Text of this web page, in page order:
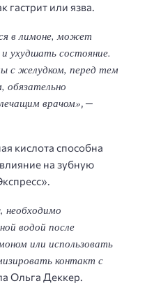
гастрит или язва.
в лимоне, может
ухудшать состояние.
с желудком, перед тем
обязательно
врачом» , —
кислота способна
на зубную
водой после
или использовать
контакт с
Ольга Деккер.